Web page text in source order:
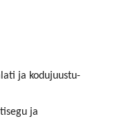
ja kodujuustu-
ja